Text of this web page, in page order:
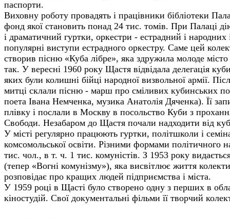
паспорти.
Виховну роботу провадять і працівники бібліотеки
фонд якої становить понад 24 тис. томів. При Палаці
і драматичний гуртки, оркестри - естрадний і
популярні виступи естрадного оркестру. Саме цей
створив пісню «Куба лібре», яка здружила молоде
так. У вересні 1960 року Щастя відвідала делегація
яких були колишні бійці народної визвольної армії.
митці склали пісню - марш про сміливих кубинських
поета Івана Немченка, музика Анатолія Дяченка). Її
плівку і послали в Москву в посольство Куби з
Свободи. Незабаром до Щастя почали надходити від
У місті регулярно працюють гуртки, політшколи і
комсомольської освіти. Різними формами політичного
тис. чол., в т. ч. 1 тис. комуністів. З 1953 року
(тепер «Вогні комунізму»), яка висвітлює життя
розповідає про кращих людей підприємства і міста.
У 1959 році в Щасті було створено одну з перших в
кіностудій. Свої документальні фільми її творчий